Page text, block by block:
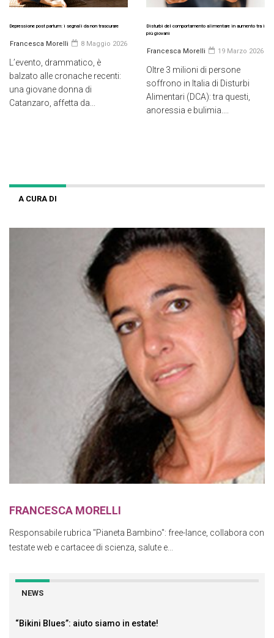
Depressione post partum: i segnali da non trascurare
Francesca Morelli 8 Maggio 2026
L’evento, drammatico, è
balzato alle cronache recenti:
una giovane donna di
Catanzaro, affetta da...
Disturbi del comportamento alimentare in aumento tra i
più giovani
Francesca Morelli 19 Marzo 2026
Oltre 3 milioni di persone
soffrono in Italia di Disturbi
Alimentari (DCA): tra questi,
anoressia e bulimia....
A CURA DI
FRANCESCA MORELLI
Responsabile rubrica "Pianeta Bambino": free-lance, collabora con
testate web e cartacee di scienza, salute e...
NEWS
“Bikini Blues”: aiuto siamo in estate!